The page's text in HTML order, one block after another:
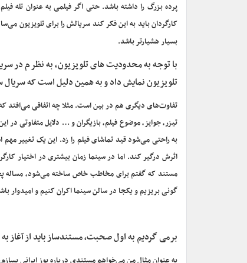
پرده بزرگ را داشته باشد. حتی اگر فیلمی به عنوان تله
کارگردان باید به این فکر کند سریالش را برای تلویزیون
بسیار هشیارتر باشد.
با توجه به محدودیت های تلویزیون، به نظرم در
تلویزیون نمایش داد و به همین دلیل است که
تفاوت‌های دیگری هم در بین است. مثلا چه اتفاقی می‌افتد
تیزر، جوایز، موضوع فیلم، بازیگران و … دلایل متفاوتی
به راحتی می‌شود قید تماشای فیلم را زد. این یک تغییر
اثرش درگیر کند. اما در سینما زمان بیشتری در اختیار
مستند که گفتم برای مخاطب خاص ساخته می‌شود، مساله
گونی بریزیم و یکجا در سالن سینما اکران کنیم و امیدوار
برمی گردیم به اول صحبت، مستندساز باید از